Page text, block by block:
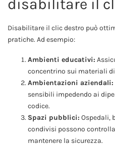
disabilitare il
Disabilitare il clic destro può
pratiche. Ad esempio:
Ambienti educativi:
concentrino sui materiali
Ambientazioni aziendali:
sensibili impedendo ai
codice.
Spazi pubblici: Ospedali,
condivisi possono
mantenere la sicurezza.